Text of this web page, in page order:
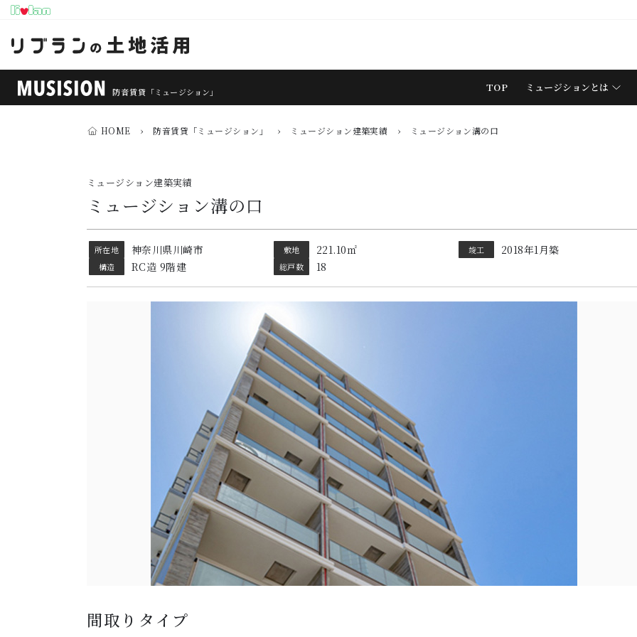
防音賃貸 「ミュージション」 TOP ミュージションとは
HOME › 防音賃貸「ミュージション」 › ミュージション建築実績 › ミュージション溝の口
ミュージション建築実績
ミュージション溝の口
所在地 神奈川県川崎市 敷地 221.10㎡ 竣工 2018年1月築
構造 RC造 9階建 総戸数 18
間取りタイプ